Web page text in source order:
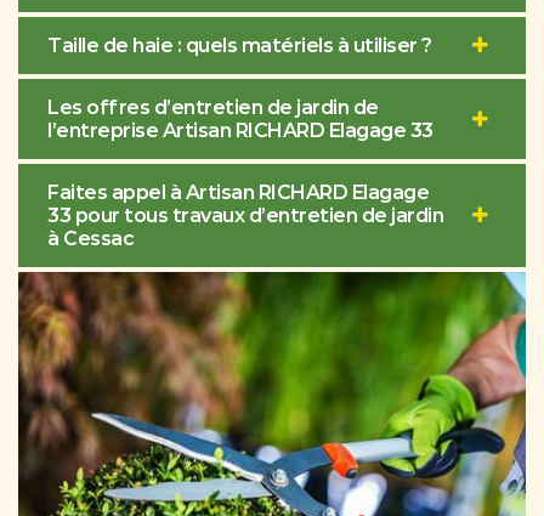
Taille de haie : quels matériels à utiliser ?
Les offres d’entretien de jardin de
l’entreprise Artisan RICHARD Elagage 33
Faites appel à Artisan RICHARD Elagage
33 pour tous travaux d’entretien de jardin
à Cessac